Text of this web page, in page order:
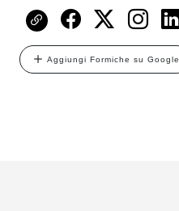
Aggiungi Formiche su Google